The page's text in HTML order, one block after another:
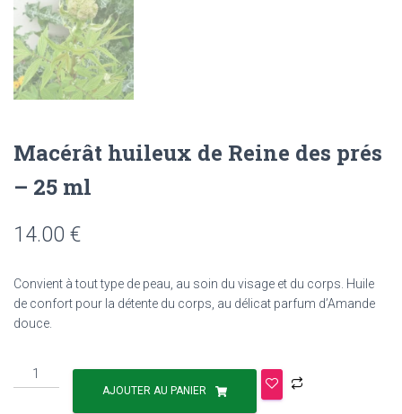
Macérât huileux de Reine des prés
– 25 ml
14.00 €
Convient à tout type de peau, au soin du visage et du corps. Huile
de confort pour la détente du corps, au délicat parfum d’Amande
douce.
AJOUTER AU PANIER